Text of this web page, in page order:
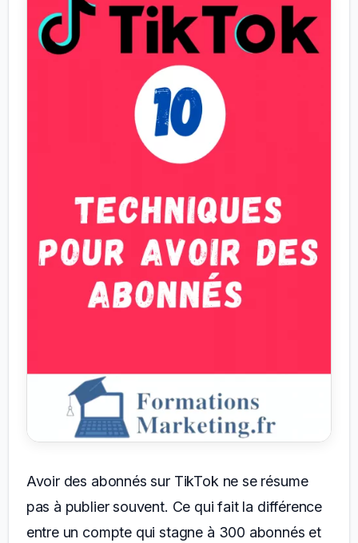
Avoir des abonnés sur TikTok ne se résume
pas à publier souvent. Ce qui fait la différence
entre un compte qui stagne à 300 abonnés et